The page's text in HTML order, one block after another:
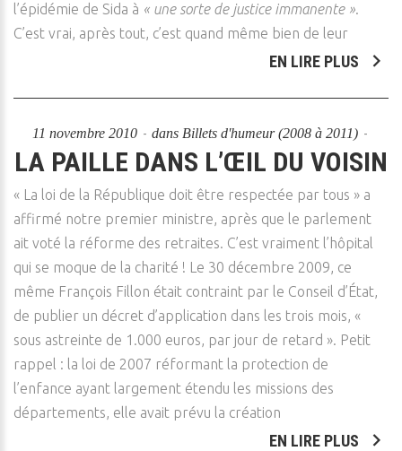
l’épidémie de Sida à « une sorte de justice immanente ».
C’est vrai, après tout, c’est quand même bien de leur
EN LIRE PLUS
11 novembre 2010 dans Billets d'humeur (2008 à 2011)
LA PAILLE DANS L’ŒIL DU VOISIN
« La loi de la République doit être respectée par tous » a
affirmé notre premier ministre, après que le parlement
ait voté la réforme des retraites. C’est vraiment l’hôpital
qui se moque de la charité ! Le 30 décembre 2009, ce
même François Fillon était contraint par le Conseil d’État,
de publier un décret d’application dans les trois mois, «
sous astreinte de 1.000 euros, par jour de retard ». Petit
rappel : la loi de 2007 réformant la protection de
l’enfance ayant largement étendu les missions des
départements, elle avait prévu la création
EN LIRE PLUS